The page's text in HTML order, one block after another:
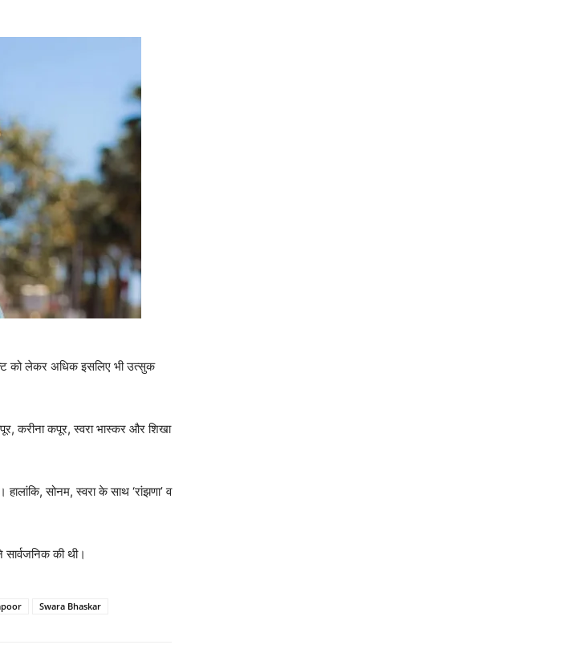
को लेकर अधिक इसलिए भी उत्‍सुक
करीना कपूर, स्वरा भास्कर और शिखा
सोनम, स्वरा के साथ ‘रांझणा’ व
की थी।
Swara Bhaskar